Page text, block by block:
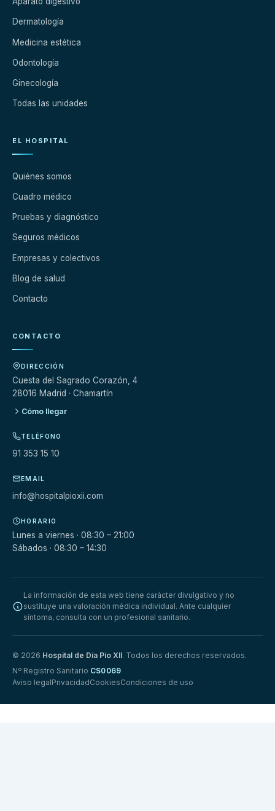
Dermatología
Medicina estética
Odontología
Ginecología
Todas las unidades
EL HOSPITAL
Quiénes somos
Cuadro médico
Pruebas y diagnóstico
Seguros médicos
Empresas y colectivos
Blog de salud
Contacto
CONTACTO
DIRECCIÓN
Cuesta del Sagrado Corazón, 4
28016 Madrid · Chamartín
Cómo llegar
TELÉFONO
91 353 15 10
EMAIL
info@hospitalpioxii.com
HORARIO
Lunes a viernes · 08:30 – 21:00
Sábados · 08:30 – 14:30
La información de esta web tiene carácter divulgativo y no
sustituye una valoración médica individual. Ante cualquier
síntoma, consulta con un profesional sanitario.
© 2026 Hospital de Día Pío XII. Todos los derechos reservados.
Nº Registro Sanitario CS0069
Aviso legalPrivacidadCookiesCondiciones de uso